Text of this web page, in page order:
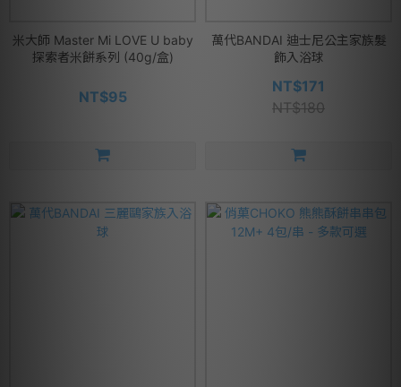
米大師 Master Mi LOVE U baby
探索者米餅系列 (40g/盒)
NT$95
萬代BANDAI 迪士尼公主家族髮
飾入浴球
NT$171
NT$180